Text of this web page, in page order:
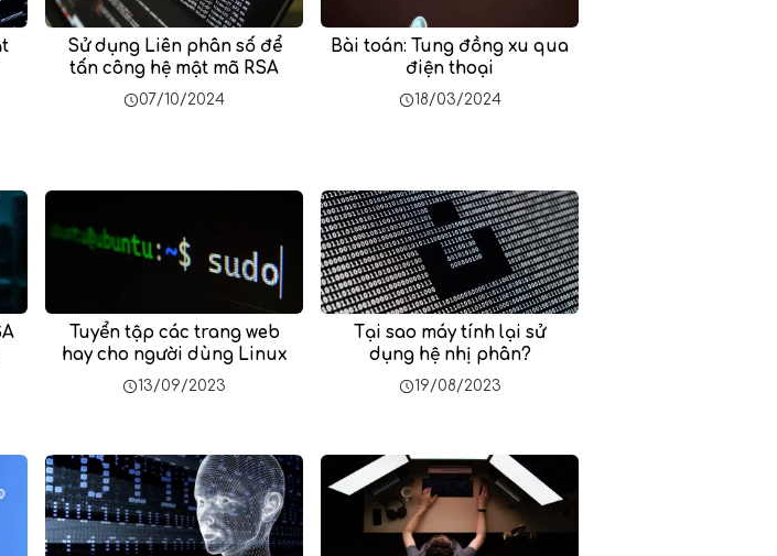
Sử dụng Liên phân số để
tấn công hệ mật mã RSA
07/10/2024
Bài toán: Tung đồng xu qua
điện thoại
18/03/2024
Tuyển tập các trang web
hay cho người dùng Linux
13/09/2023
Tại sao máy tính lại sử
dụng hệ nhị phân?
19/08/2023